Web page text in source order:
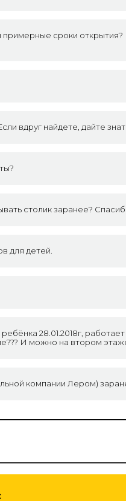
примерные сроки
вдруг найдете, дайте
столик заранее?
для детей.
28.01.2018г,
И можно на втором
компании Лером)